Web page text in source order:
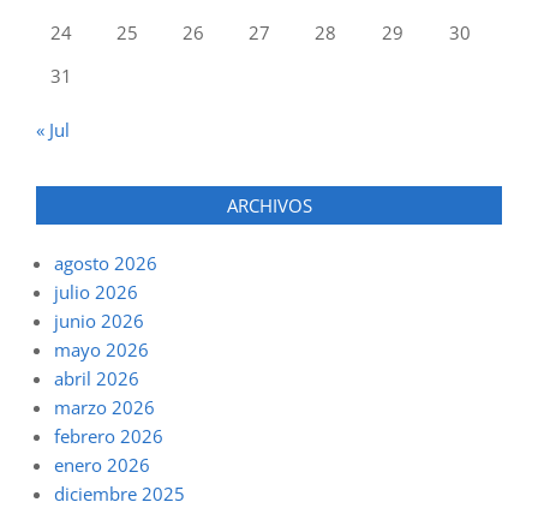
24
25 26 27 28 29
30
31
« Jul
ARCHIVOS
agosto 2026
julio 2026
junio 2026
mayo 2026
abril 2026
marzo 2026
febrero 2026
enero 2026
diciembre 2025